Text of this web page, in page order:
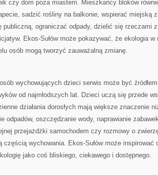
czy dom poza miastem. Mieszkańcy bloków
sadzić rośliny na balkonie, wspierać miejską
publiczną, ograniczać odpady, dzielić się rzeczami
Ekos-Sułów może pokazywać, że ekologia
osób mogą tworzyć zauważalną zmianę.
wychowujących dzieci serwis może być
od najmłodszych lat. Dzieci uczą się przede
działania dorosłych mają większe znaczenie
odpadów, oszczędzanie wody, naprawianie
przejażdżki samochodem czy rozmowy o
częścią wychowania. Ekos-Sułów może inspirować
jako coś bliskiego, ciekawego i dostępnego.